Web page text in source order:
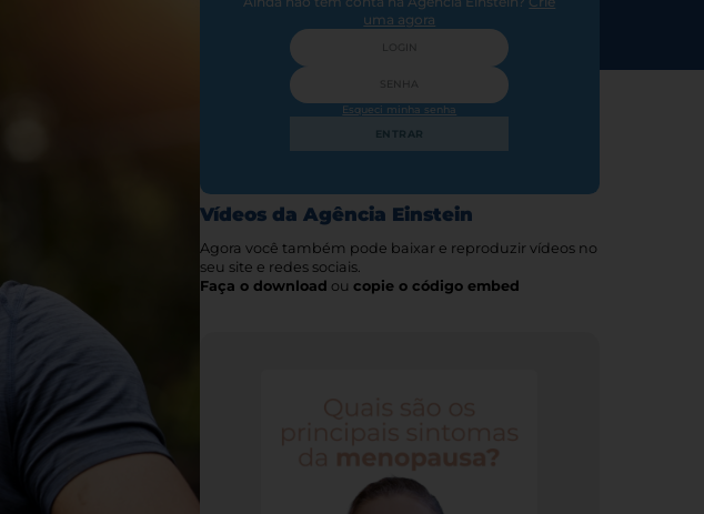
uma agora
Esqueci minha senha
ENTRAR
Vídeos da Agência Einstein
Agora você também pode baixar e reproduzir vídeos no
seu site e redes sociais.
Faça o download ou copie o código embed